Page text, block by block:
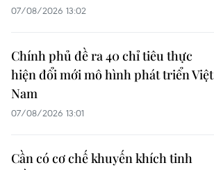
07/08/2026 13:02
Chính phủ đề ra 40 chỉ tiêu thực
hiện đổi mới mô hình phát triển Việt
Nam
07/08/2026 13:01
Cần có cơ chế khuyến khích tinh